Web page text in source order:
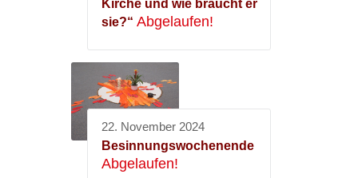
Kirche und wie braucht er
sie?“ Abgelaufen!
22. November 2024
Besinnungswochenende
Abgelaufen!